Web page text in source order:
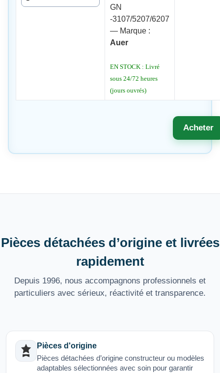
GN
-3107/5207/6207
— Marque :
Auer
EN STOCK : Livré
sous 24/72 heures
(jours ouvrés)
Acheter
Pièces détachées d’origine et livrées
rapidement
Depuis 1996, nous accompagnons professionnels et
particuliers avec sérieux, réactivité et transparence.
Pièces d'origine
Pièces détachées d’origine constructeur ou modèles
adaptables sélectionnées avec soin pour garantir